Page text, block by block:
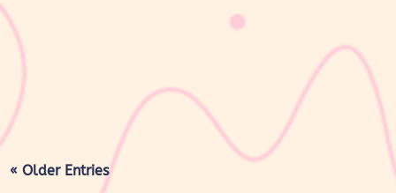
kulit bayi baru lahir sering kali membuat Mom & Dad khawatir.
Tidak jarang lapisan ini dianggap sebagai kotoran atau sisa cairan
persalinan yang harus segera dibersihkan, terutama jika jumlahnya
« Older Entries